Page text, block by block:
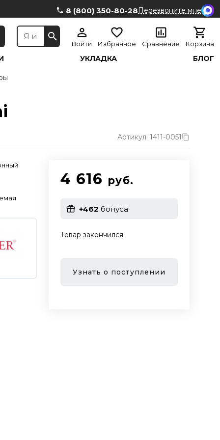
8 (800) 350-80-28Перезвоните мне
Войти Избранное Сравнение Корзина
УКЛАДКА БЛОГ
Артикул: 1411-0051
4 616 руб.
+462 бонуса
Товар закончился
Узнать о поступлении